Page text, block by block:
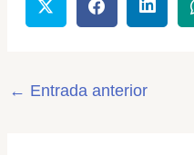
← Entrada anterior